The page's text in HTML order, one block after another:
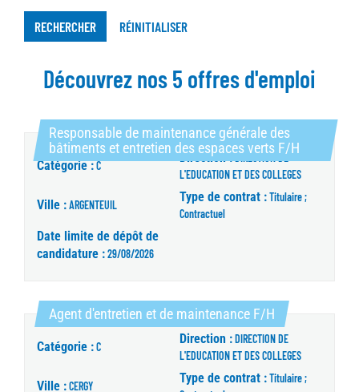
RECHERCHER RÉINITIALISER
Découvrez nos 5 offres d'emploi
Responsable de maintenance générale des
bâtiments et entretien des espaces verts F/H
Catégorie :C
Direction :DIRECTION DE
L'EDUCATION ET DES COLLEGES
Ville :ARGENTEUIL
Type de contrat :Titulaire ;
Contractuel
Date limite de dépôt de
candidature :29/08/2026
Agent d'entretien et de maintenance F/H (Nouvelle
Catégorie :C
Direction :DIRECTION DE
L'EDUCATION ET DES COLLEGES
Ville :CERGY
Type de contrat :Titulaire ;